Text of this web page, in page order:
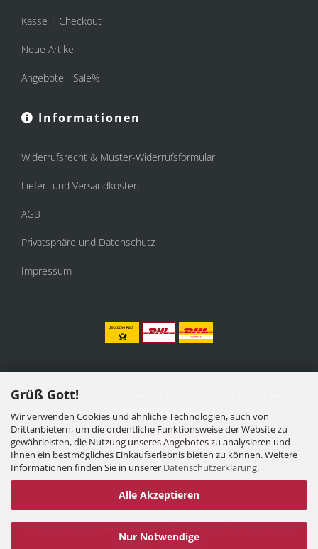
Grüß Gott!
Wir verwenden Cookies und ähnliche Technologien, auch von
Drittanbietern, um die ordentliche Funktionsweise der Website zu
gewährleisten, die Nutzung unseres Angebotes zu analysieren und
Ihnen ein bestmögliches Einkaufserlebnis bieten zu können. Weitere
Informationen finden Sie in unserer Datenschutzerklärung.
Alle Akzeptieren
Nur Notwendige
Kasse | Checkout
Neue Artikel
Angebote - Sale%
Informationen
Widerrufsrecht & Muster-Widerrufsformular
Liefer- und Versandkosten
AGB
Privatsphäre und Datenschutz
Impressum
Mehrwertsteuer, zzgl.
gekennzeichnet.
Vertrag widerrufen
Internetshopby Gambio.de © 2025 Gambio ThemesXycons
Cookie Einstellungen